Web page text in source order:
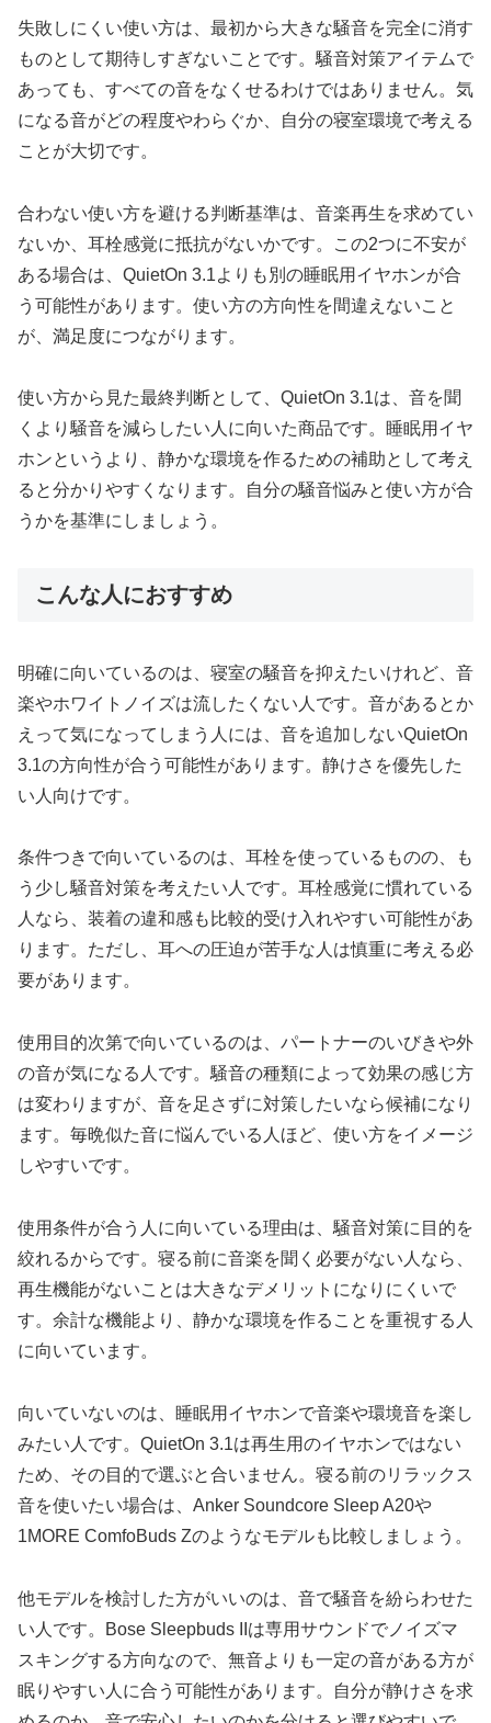
失敗しにくい使い方は、最初から大きな騒音を完全に消す
ものとして期待しすぎないことです。騒音対策アイテムで
あっても、すべての音をなくせるわけではありません。気
になる音がどの程度やわらぐか、自分の寝室環境で考える
ことが大切です。
合わない使い方を避ける判断基準は、音楽再生を求めてい
ないか、耳栓感覚に抵抗がないかです。この2つに不安が
ある場合は、QuietOn 3.1よりも別の睡眠用イヤホンが合
う可能性があります。使い方の方向性を間違えないこと
が、満足度につながります。
使い方から見た最終判断として、QuietOn 3.1は、音を聞
くより騒音を減らしたい人に向いた商品です。睡眠用イヤ
ホンというより、静かな環境を作るための補助として考え
ると分かりやすくなります。自分の騒音悩みと使い方が合
うかを基準にしましょう。
こんな人におすすめ
明確に向いているのは、寝室の騒音を抑えたいけれど、音
楽やホワイトノイズは流したくない人です。音があるとか
えって気になってしまう人には、音を追加しないQuietOn
3.1の方向性が合う可能性があります。静けさを優先した
い人向けです。
条件つきで向いているのは、耳栓を使っているものの、も
う少し騒音対策を考えたい人です。耳栓感覚に慣れている
人なら、装着の違和感も比較的受け入れやすい可能性があ
ります。ただし、耳への圧迫が苦手な人は慎重に考える必
要があります。
使用目的次第で向いているのは、パートナーのいびきや外
の音が気になる人です。騒音の種類によって効果の感じ方
は変わりますが、音を足さずに対策したいなら候補になり
ます。毎晩似た音に悩んでいる人ほど、使い方をイメージ
しやすいです。
使用条件が合う人に向いている理由は、騒音対策に目的を
絞れるからです。寝る前に音楽を聞く必要がない人なら、
再生機能がないことは大きなデメリットになりにくいで
す。余計な機能より、静かな環境を作ることを重視する人
に向いています。
向いていないのは、睡眠用イヤホンで音楽や環境音を楽し
みたい人です。QuietOn 3.1は再生用のイヤホンではない
ため、その目的で選ぶと合いません。寝る前のリラックス
音を使いたい場合は、Anker Soundcore Sleep A20や
1MORE ComfoBuds Zのようなモデルも比較しましょう。
他モデルを検討した方がいいのは、音で騒音を紛らわせた
い人です。Bose Sleepbuds IIは専用サウンドでノイズマ
スキングする方向なので、無音よりも一定の音がある方が
眠りやすい人に合う可能性があります。自分が静けさを求